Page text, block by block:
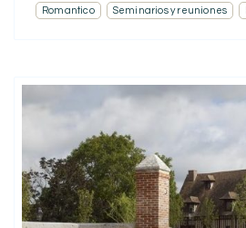
Romantico Seminarios y reuniones